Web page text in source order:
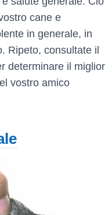
cane e
in generale, in
Ripeto, consultate il
determinare il miglior
vostro amico